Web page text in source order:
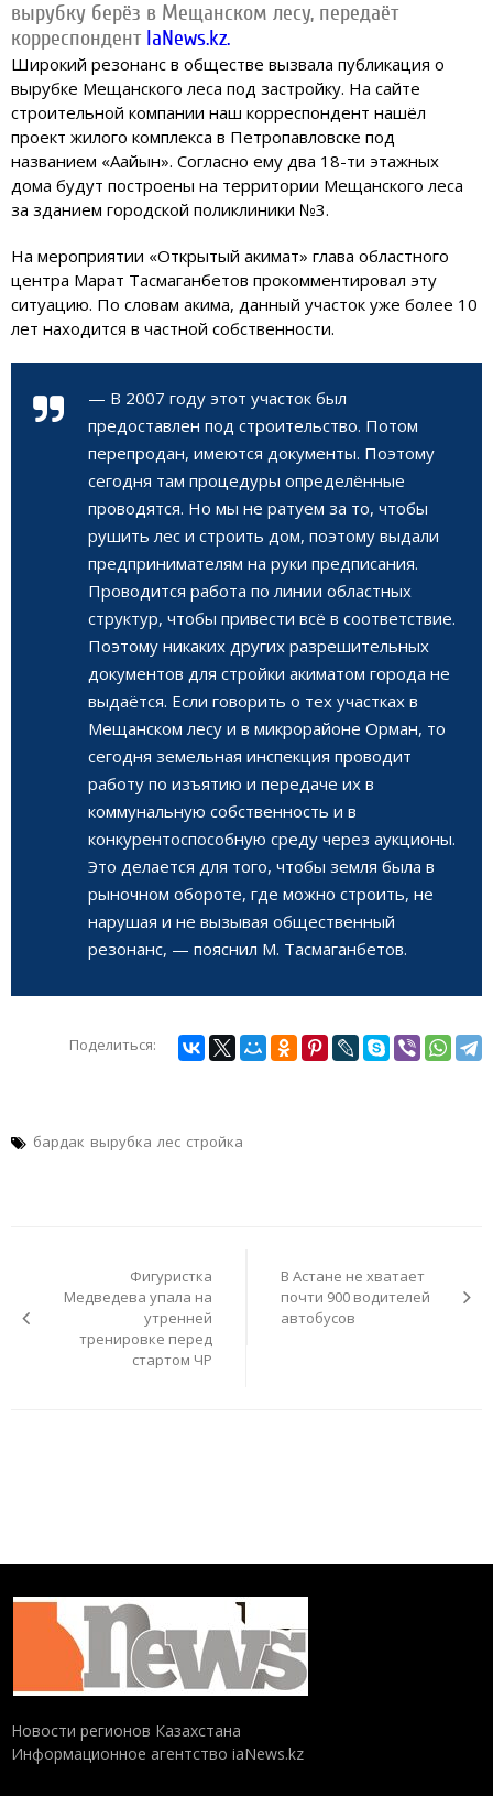
вырубку берёз в Мещанском лесу, передаёт
корреспондент IaNews.kz.
Широкий резонанс в обществе вызвала публикация о
вырубке Мещанского леса под застройку. На сайте
строительной компании наш корреспондент нашёл
проект жилого комплекса в Петропавловске под
названием «Аққайын». Согласно ему два 18-ти этажных
дома будут построены на территории Мещанского леса
за зданием городской поликлиники №3.
На мероприятии «Открытый акимат» глава областного
центра Марат Тасмаганбетов прокомментировал эту
ситуацию. По словам акима, данный участок уже более 10
лет находится в частной собственности.
— В 2007 году этот участок был
предоставлен под строительство. Потом
перепродан, имеются документы. Поэтому
сегодня там процедуры определённые
проводятся. Но мы не ратуем за то, чтобы
рушить лес и строить дом, поэтому выдали
предпринимателям на руки предписания.
Проводится работа по линии областных
структур, чтобы привести всё в соответствие.
Поэтому никаких других разрешительных
документов для стройки акиматом города не
выдаётся. Если говорить о тех участках в
Мещанском лесу и в микрорайоне Орман, то
сегодня земельная инспекция проводит
работу по изъятию и передаче их в
коммунальную собственность и в
конкурентоспособную среду через аукционы.
Это делается для того, чтобы земля была в
рыночном обороте, где можно строить, не
нарушая и не вызывая общественный
резонанс, — пояснил М. Тасмаганбетов.
Поделиться:
бардак вырубка лес стройка
записям
Фигуристка
Медведева упала на
утренней
тренировке перед
стартом ЧР
В Астане не хватает
почти 900 водителей
автобусов
Новости регионов Казахстана
Информационное агентство iaNews.kz